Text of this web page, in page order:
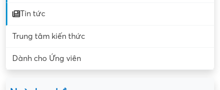
Tin tức
Trung tâm kiến thức
Dành cho Ứng viên